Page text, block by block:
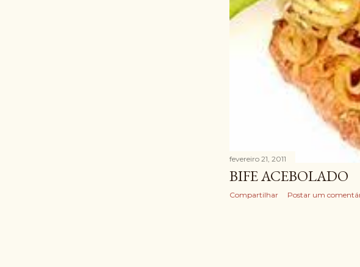
fevereiro 21, 2011
BIFE ACEBOLADO
Compartilhar Postar um